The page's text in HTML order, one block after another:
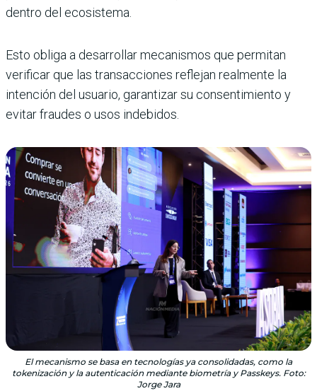
dentro del ecosistema.
Esto obliga a desarrollar mecanismos que permitan
verificar que las transacciones reflejan realmente la
intención del usuario, garantizar su consentimiento y
evitar fraudes o usos indebidos.
El mecanismo se basa en tecnologías ya consolidadas, como la
tokenización y la autenticación mediante biometría y Passkeys. Foto:
Jorge Jara